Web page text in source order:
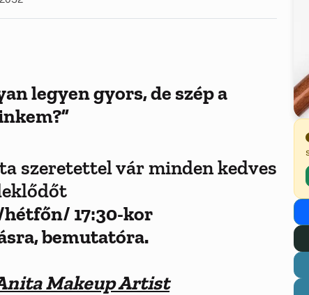
legyen gyors, de szép a
szeretettel vár minden kedves
hétfőn/ 17:30-kor
bemutatóra.
Makeup Artist